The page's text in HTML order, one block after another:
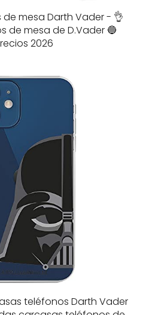
mesa Darth Vader - 👌
de mesa de D.Vader 🔵
2026
teléfonos Darth Vader